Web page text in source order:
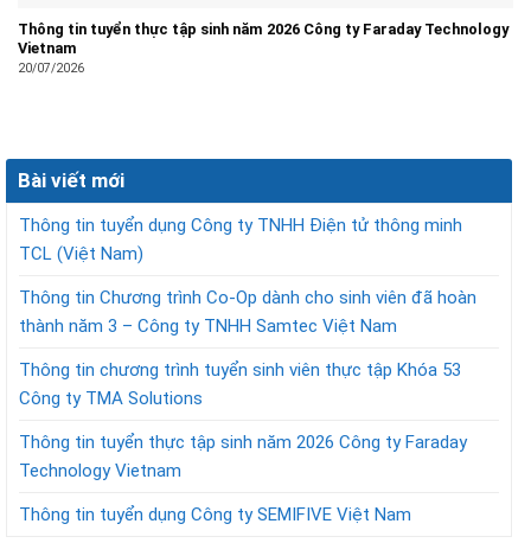
Thông tin tuyển thực tập sinh năm 2026 Công ty Faraday Technology
Vietnam
20/07/2026
Bài viết mới
Thông tin tuyển dụng Công ty TNHH Điện tử thông minh
TCL (Việt Nam)
Thông tin Chương trình Co-Op dành cho sinh viên đã hoàn
thành năm 3 – Công ty TNHH Samtec Việt Nam
Thông tin chương trình tuyển sinh viên thực tập Khóa 53
Công ty TMA Solutions
Thông tin tuyển thực tập sinh năm 2026 Công ty Faraday
Technology Vietnam
Thông tin tuyển dụng Công ty SEMIFIVE Việt Nam